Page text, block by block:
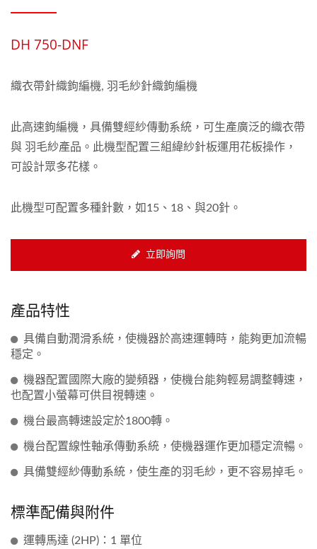
DH 750-DNF
織衣帶針織鉤編機, 羽毛紗針織鉤編機
此高速鉤編機，具備雙經紗傳動系統，可生產廣泛的織衣帶
與 羽毛紗產品。此機型配置三組緯紗針板運用花板操作，
可設計眾多花樣。
此機型可配置多種針數，如15、18、與20針。
立即詢問
產品特性
具備自動潤滑系統，使機器於高速運轉時，能夠更加流暢
穩定。
機器配置國際大廠的變頻器，使機台能夠輕易調整轉速，
也配置小螢幕可供目視轉速。
機台最高轉速設定於1800轉。
機台配置線性軸承傳動系統，使機器運作更加穩定流暢。
具備雙經紗傳動系統，使生產的羽毛紗，更不容易掉毛。
標準配備與附件
運轉馬達 (2HP)：1 單位